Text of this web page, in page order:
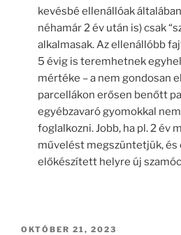
kevésbé ellenállóak
néhamár 2 év után is) csak
alkalmasak. Az ellenállóbb
5 évig is teremhetnek
mértéke – a nem gondosan
parcellákon erősen benőtt
egyébzavaró gyomokkal
foglalkozni. Jobb, ha pl. 2 év
művelést megszüntetjük, és
előkészített helyre új
BEKÜLDVE:
OKTÓBER 21, 2023